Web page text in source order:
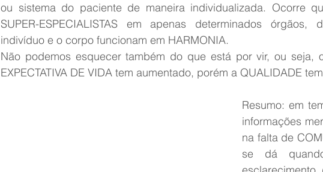
ou sistema do paciente de maneira individualizada. Ocorre
SUPER-ESPECIALISTAS em apenas determinados órgãos,
indivíduo e o corpo funcionam em HARMONIA.
Não podemos esquecer também do que está por vir, ou seja,
EXPECTATIVA DE VIDA tem aumentado, porém a QUALIDADE
Resumo: em
informações
na falta de
se dá